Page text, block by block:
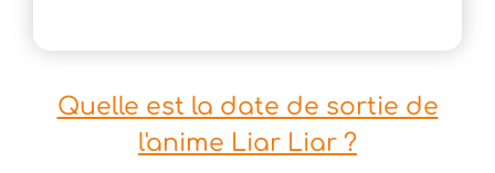
Quelle est la date de sortie de
l'anime Liar Liar ?